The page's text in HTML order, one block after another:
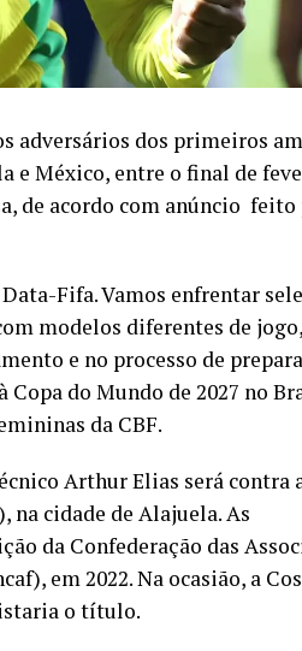
adversários dos primeiros
e México, entre o final de
de acordo com anúncio feito
Fifa. Vamos enfrentar
modelos diferentes de
e no processo de
do Mundo de 2027 no
da CBF.
Arthur Elias será contra
na cidade de Alajuela. As
da Confederação das
em 2022. Na ocasião, a
o título.